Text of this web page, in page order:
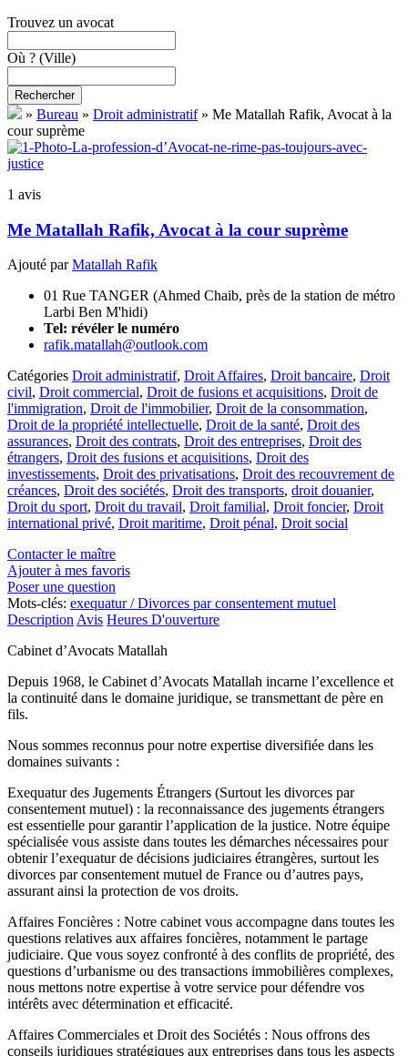
Trouvez un avocat
Où ? (Ville)
Rechercher
» Bureau » Droit administratif » Me Matallah Rafik, Avocat à la
cour suprème
1 avis
Me Matallah Rafik, Avocat à la cour suprème
Ajouté parMatallah Rafik
01 Rue TANGER (Ahmed Chaib, près de la station de métro
Larbi Ben M'hidi)
Tel: révéler le numéro
rafik.matallah@outlook.com
Catégories Droit administratif, Droit Affaires, Droit bancaire, Droit
civil, Droit commercial, Droit de fusions et acquisitions, Droit de
l'immigration, Droit de l'immobilier, Droit de la consommation,
Droit de la propriété intellectuelle, Droit de la santé, Droit des
assurances, Droit des contrats, Droit des entreprises, Droit des
étrangers, Droit des fusions et acquisitions, Droit des
investissements, Droit des privatisations, Droit des recouvrement de
créances, Droit des sociétés, Droit des transports, droit douanier,
Droit du sport, Droit du travail, Droit familial, Droit foncier, Droit
international privé, Droit maritime, Droit pénal, Droit social
Contacter le maître
Ajouter à mes favoris
Poser une question
Mots-clés: exequatur / Divorces par consentement mutuel
Description Avis Heures D'ouverture
Cabinet d’Avocats Matallah
Depuis 1968, le Cabinet d’Avocats Matallah incarne l’excellence et
la continuité dans le domaine juridique, se transmettant de père en
fils.
Nous sommes reconnus pour notre expertise diversifiée dans les
domaines suivants :
Exequatur des Jugements Étrangers (Surtout les divorces par
consentement mutuel) : la reconnaissance des jugements étrangers
est essentielle pour garantir l’application de la justice. Notre équipe
spécialisée vous assiste dans toutes les démarches nécessaires pour
obtenir l’exequatur de décisions judiciaires étrangères, surtout les
divorces par consentement mutuel de France ou d’autres pays,
assurant ainsi la protection de vos droits.
Affaires Foncières : Notre cabinet vous accompagne dans toutes les
questions relatives aux affaires foncières, notamment le partage
judiciaire. Que vous soyez confronté à des conflits de propriété, des
questions d’urbanisme ou des transactions immobilières complexes,
nous mettons notre expertise à votre service pour défendre vos
intérêts avec détermination et efficacité.
Affaires Commerciales et Droit des Sociétés : Nous offrons des
conseils juridiques stratégiques aux entreprises dans tous les aspects